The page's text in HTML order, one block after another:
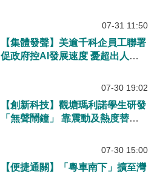
07-31 11:50
【集體發聲】美逾千科企員工聯署
促政府控AI發展速度 憂超出人類
07-30 19:02
【創新科技】觀塘瑪利諾學生研發
「無聲鬧鐘」 靠震動及熱度替代
07-30 15:00
【便捷通關】「粵車南下」擴至灣